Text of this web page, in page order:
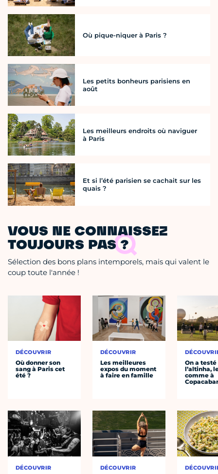
Où pique-niquer à Paris ?
Les petits bonheurs parisiens en
août
Les meilleurs endroits où naviguer
à Paris
Et si l’été parisien se cachait sur les
quais ?
VOUS NE CONNAISSEZ
TOUJOURS PAS ?
Sélection des bons plans intemporels, mais qui valent le
coup toute l'année !
DÉCOUVRIR
Où donner son
sang à Paris cet
été ?
DÉCOUVRIR
DÉCOUVRIR
Les meilleures
expos du moment
à faire en famille
DÉCOUVRIR
On a testé
l’altinha,
comme à